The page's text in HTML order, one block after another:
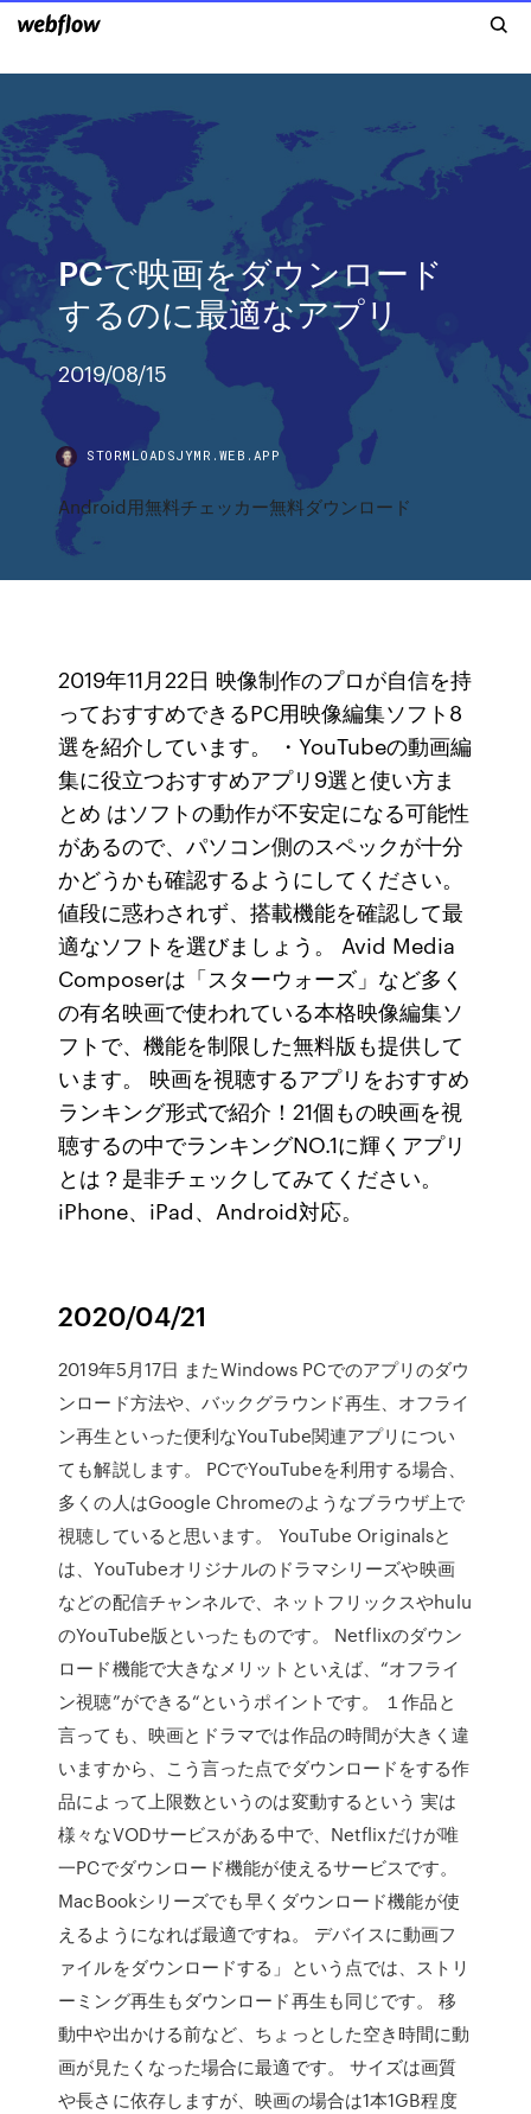
PCで映画をダウンロード
するのに最適なアプリ
2019/08/15
STORMLOADSJYMR.WEB.APP
Android用無料チェッカー無料ダウンロード
2019年11月22日 映像制作のプロが自信を持
っておすすめできるPC用映像編集ソフト8
選を紹介しています。 ・YouTubeの動画編
集に役立つおすすめアプリ9選と使い方ま
とめ はソフトの動作が不安定になる可能性
があるので、パソコン側のスペックが十分
かどうかも確認するようにしてください。
値段に惑わされず、搭載機能を確認して最
適なソフトを選びましょう。 Avid Media
Composerは「スターウォーズ」など多く
の有名映画で使われている本格映像編集ソ
フトで、機能を制限した無料版も提供して
います。 映画を視聴するアプリをおすすめ
ランキング形式で紹介！21個もの映画を視
聴するの中でランキングNO.1に輝くアプリ
とは？是非チェックしてみてください。
iPhone、iPad、Android対応。
2020/04/21
2019年5月17日 またWindows PCでのアプリのダウ
ンロード方法や、バックグラウンド再生、オフライ
ン再生といった便利なYouTube関連アプリについ
ても解説します。 PCでYouTubeを利用する場合、
多くの人はGoogle Chromeのようなブラウザ上で
視聴していると思います。 YouTube Originalsと
は、YouTubeオリジナルのドラマシリーズや映画
などの配信チャンネルで、ネットフリックスやhulu
のYouTube版といったものです。 Netflixのダウン
ロード機能で大きなメリットといえば、“オフライ
ン視聴”ができる“というポイントです。 １作品と
言っても、映画とドラマでは作品の時間が大きく違
いますから、こう言った点でダウンロードをする作
品によって上限数というのは変動するという 実は
様々なVODサービスがある中で、Netflixだけが唯
一PCでダウンロード機能が使えるサービスです。
MacBookシリーズでも早くダウンロード機能が使
えるようになれば最適ですね。 デバイスに動画フ
ァイルをダウンロードする」という点では、ストリ
ーミング再生もダウンロード再生も同じです。 移
動中や出かける前など、ちょっとした空き時間に動
画が見たくなった場合に最適です。 サイズは画質
や長さに依存しますが、映画の場合は1本1GB程度